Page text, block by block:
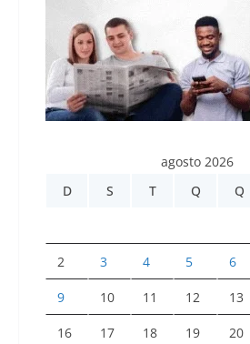
agosto 2026
D
S T Q Q
2 3 4 5 6
9 10 11 12 13
16 17 18 19 20